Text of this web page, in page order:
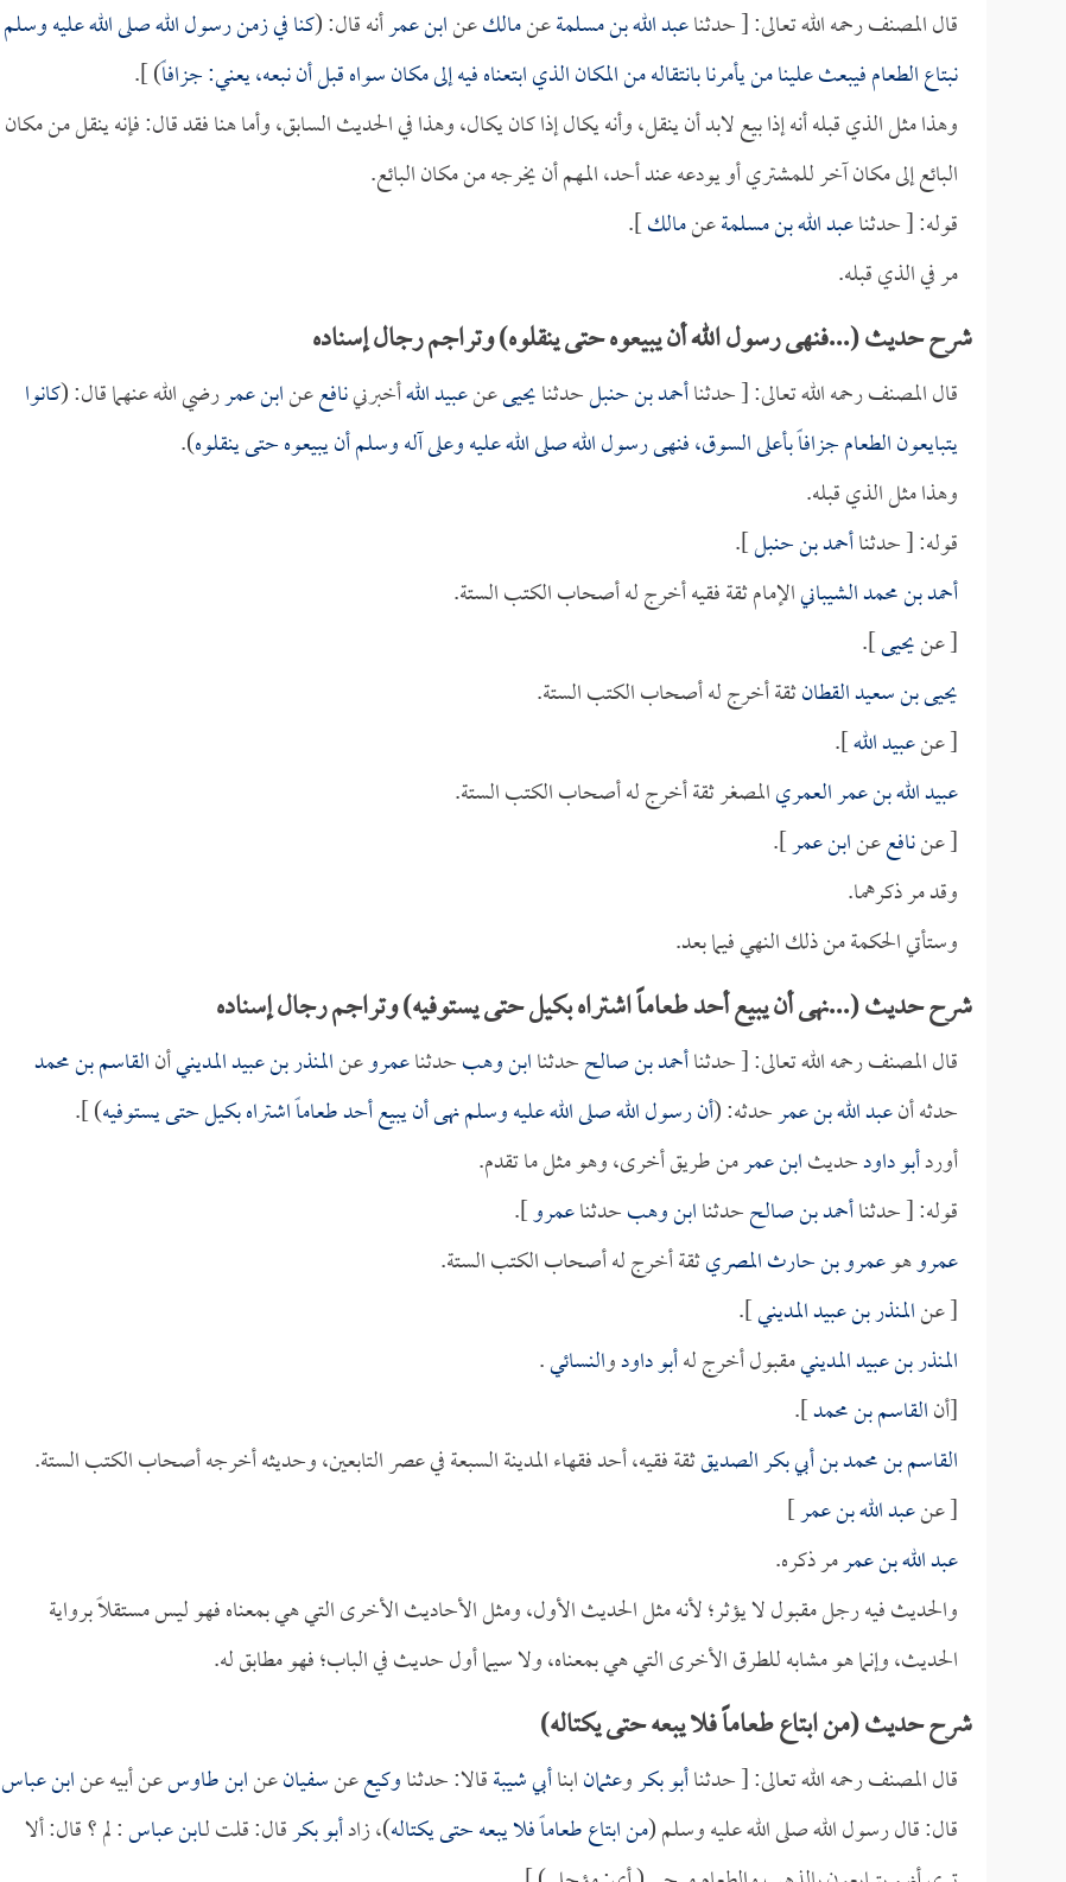
قال المصنف رحمه الله تعالى: [ حدثناعبد الله بن مسلمةعنمالكعنابن عمرأنه قال: (كنا في زمن رسول الله صلى الله عليه وسلم
نبتاع الطعام فيبعث علينا من يأمرنا بانتقاله من المكان الذي ابتعناه فيه إلى مكان سواه قبل أن نبعه، يعني: جزافاً) ].
وهذا مثل الذي قبله أنه إذا بيع لابد أن ينقل، وأنه يكال إذا كان يكال، وهذا في الحديث السابق، وأما هنا فقد قال: فإنه ينقل من مكان
البائع إلى مكان آخر للمشتري أو يودعه عند أحد، المهم أن يخرجه من مكان البائع.
قوله: [ حدثناعبد الله بن مسلمةعنمالك].
مر في الذي قبله.
شرح حديث (...فنهى رسول الله أن يبيعوه حتى ينقلوه) وتراجم رجال إسناده
قال المصنف رحمه الله تعالى: [ حدثناأحمد بن حنبلحدثنايحيىعنعبيد اللهأخبرنينافععنابن عمررضي الله عنهما قال: (كانوا
يتبايعون الطعام جزافاً بأعلى السوق، فنهى رسول الله صلى الله عليه وعلى آله وسلم أن يبيعوه حتى ينقلوه).
وهذا مثل الذي قبله.
قوله: [ حدثناأحمد بن حنبل].
أحمد بن محمد الشيبانيالإمام ثقة فقيه أخرج له أصحاب الكتب الستة.
[ عنيحيى].
يحيى بن سعيد القطانثقة أخرج له أصحاب الكتب الستة.
[ عنعبيد الله].
عبيد الله بن عمر العمريالمصغر ثقة أخرج له أصحاب الكتب الستة.
[ عننافععنابن عمر].
وقد مر ذكرهما.
وستأتي الحكمة من ذلك النهي فيما بعد.
شرح حديث (...نهى أن يبيع أحد طعاماً اشتراه بكيل حتى يستوفيه) وتراجم رجال إسناده
قال المصنف رحمه الله تعالى: [ حدثناأحمد بن صالححدثناابن وهبحدثناعمروعنالمنذر بن عبيد المدينيأنالقاسم بن محمد
حدثه أنعبد الله بن عمرحدثه: (أن رسول الله صلى الله عليه وسلم نهى أن يبيع أحد طعاماً اشتراه بكيل حتى يستوفيه) ].
أوردأبو داودحديثابن عمرمن طريق أخرى، وهو مثل ما تقدم.
قوله: [ حدثناأحمد بن صالححدثناابن وهبحدثناعمرو].
عمروهوعمرو بن حارث المصريثقة أخرج له أصحاب الكتب الستة.
[ عنالمنذر بن عبيد المديني].
المنذر بن عبيد المدينيمقبول أخرج لهأبو داودوالنسائي.
[أنالقاسم بن محمد].
القاسم بن محمد بن أبي بكر الصديقثقة فقيه، أحد فقهاء المدينة السبعة في عصر التابعين، وحديثه أخرجه أصحاب الكتب الستة.
[ عنعبد الله بن عمر]
عبد الله بن عمرمر ذكره.
والحديث فيه رجل مقبول لا يؤثر؛ لأنه مثل الحديث الأول، ومثل الأحاديث الأخرى التي هي بمعناه فهو ليس مستقلاً برواية
الحديث، وإنما هو مشابه للطرق الأخرى التي هي بمعناه، ولا سيما أول حديث في الباب؛ فهو مطابق له.
شرح حديث (من ابتاع طعاماً فلا يبعه حتى يكتاله)
قال المصنف رحمه الله تعالى: [ حدثناأبو بكروعثمانابناأبي شيبةقالا: حدثناوكيععنسفيانعنابن طاوسعن أبيه عنابن عباس
قال: قال رسول الله صلى الله عليه وسلم (من ابتاع طعاماً فلا يبعه حتى يكتاله)، زادأبو بكرقال: قلت لـابن عباس: لم ؟ قال: ألا